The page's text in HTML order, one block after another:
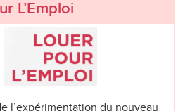
L’Emploi
l’expérimentation du nouveau